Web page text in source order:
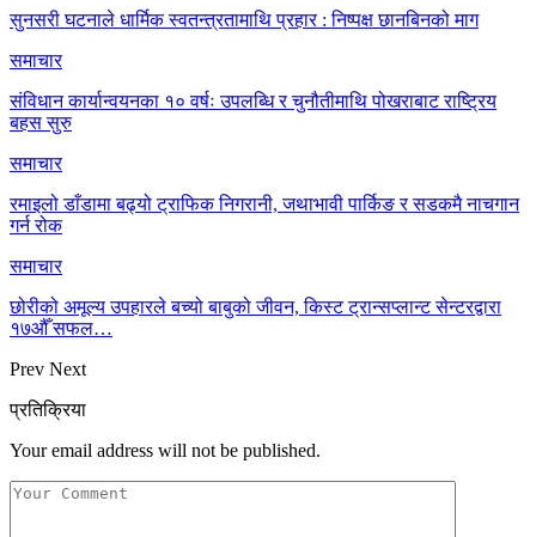
सुनसरी घटनाले धार्मिक स्वतन्त्रतामाथि प्रहार : निष्पक्ष छानबिनको माग
समाचार
संविधान कार्यान्वयनका १० वर्षः उपलब्धि र चुनौतीमाथि पोखराबाट राष्ट्रिय
बहस सुरु
समाचार
रमाइलो डाँडामा बढ्यो ट्राफिक निगरानी, जथाभावी पार्किङ र सडकमै नाचगान
गर्न रोक
समाचार
छोरीको अमूल्य उपहारले बच्यो बाबुको जीवन, किस्ट ट्रान्सप्लान्ट सेन्टरद्वारा
१७औँ सफल…
Prev Next
प्रतिक्रिया
Your email address will not be published.